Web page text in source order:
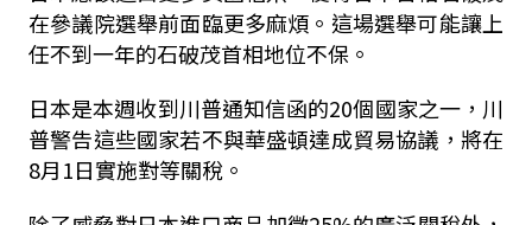
在參議院選舉前面臨更多麻煩。這場選舉可能讓上
任不到一年的石破茂首相地位不保。
日本是本週收到川普通知信函的20個國家之一，川
普警告這些國家若不與華盛頓達成貿易協議，將在
8月1日實施對等關稅。